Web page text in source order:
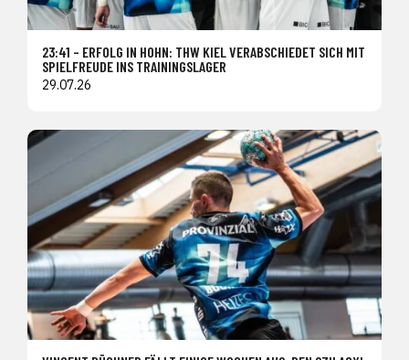
23:41 – ERFOLG IN HOHN: THW KIEL VERABSCHIEDET SICH MIT
SPIELFREUDE INS TRAININGSLAGER
29.07.26